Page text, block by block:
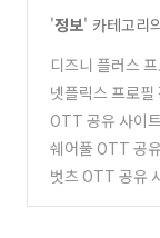
'정보' 카테고리
디즈니 플러스
정 방법 (0)
넷플릭스 프로필
법 모바일 PC
(0)
OTT 공유 사이
그레이태그, 벗
쉐어풀 OTT 공
유 계정 판매 결
벗츠 OTT 공유